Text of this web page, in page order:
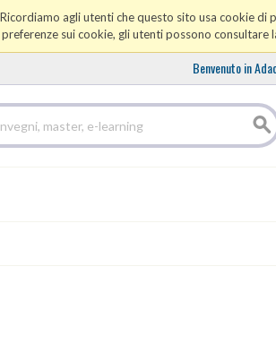
agli utenti che questo sito usa cookie di
sui cookie, gli utenti possono consultare
Benvenuto in